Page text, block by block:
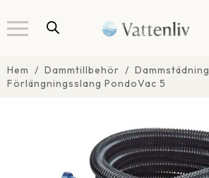
Hem Dammtillbehör Dammstädning
Förlängningsslang PondoVac 5